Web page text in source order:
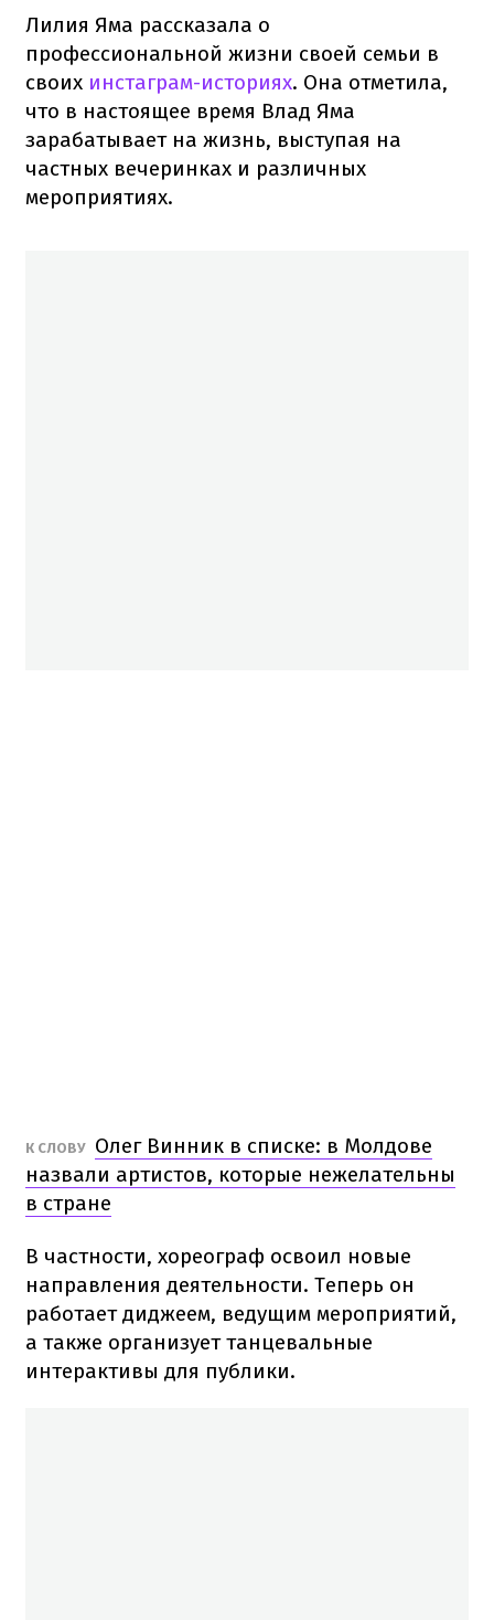
Лилия Яма рассказала о
профессиональной жизни своей семьи в
своих инстаграм-историях. Она отметила,
что в настоящее время Влад Яма
зарабатывает на жизнь, выступая на
частных вечеринках и различных
мероприятиях.
К СЛОВУ Олег Винник в списке: в Молдове
назвали артистов, которые нежелательны
в стране
В частности, хореограф освоил новые
направления деятельности. Теперь он
работает диджеем, ведущим мероприятий,
а также организует танцевальные
интерактивы для публики.